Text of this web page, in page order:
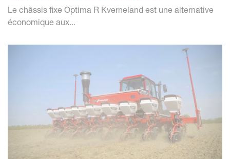
Le châssis fixe Optima R Kverneland est une alternative
économique aux...